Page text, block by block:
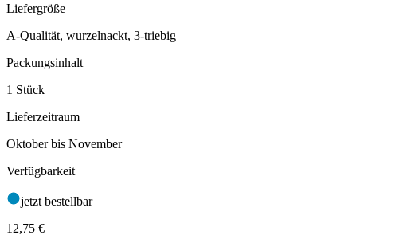
Liefergröße
A-Qualität, wurzelnackt, 3-triebig
Packungsinhalt
1 Stück
Lieferzeitraum
Oktober bis November
Verfügbarkeit
jetzt bestellbar
12,75 €